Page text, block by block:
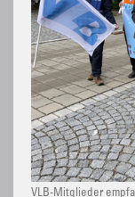
VLB-Mitglieder